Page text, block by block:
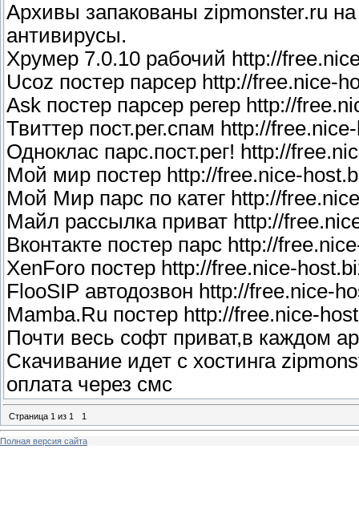
border-radius: 4px;
-webkit-border-radius: 4px;
-moz-border-radius: 4px;
color: #666666;
filter:alpha(opacity=90);
-moz-opacity: 0.9;
-khtml-opacity: 0.9;
opacity: 0.9;
z-index:1000;
}
/
Архивы запакованы zipmonster.ru
антивирусы.
Хрумер 7.0.10 рабочий http://
Ucoz постер парсер http://free.nice-
Ask постер парсер регер http://
Твиттер пост.рег.спам http://
Одноклас парс.пост.рег! http://
Мой мир постер http://free.nice-
Мой Мир парс по катег http://
Майл рассылка приват http://
Вконтакте постер парс http://
XenForo постер http://free.nice-
FlooSIP автодозвон http://free.nice-
Mamba.Ru постер http://free.nice-
Почти весь софт приват,в каждом
Скачивание идет с хостинга
оплата через смс
Страница 1 из 1 1
Полная версия сайта